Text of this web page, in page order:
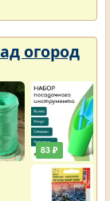
огород
83 ₽